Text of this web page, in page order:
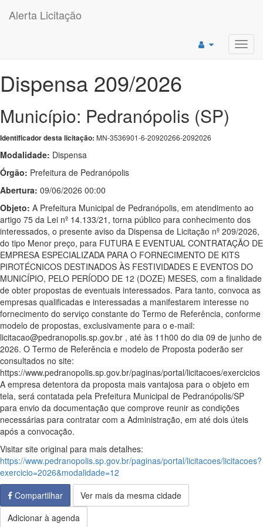
Alerta Licitação
Dispensa 209/2026
Município: Pedranópolis (SP)
Identificador desta licitação: MN-3536901-6-20920266-2092026
Modalidade: Dispensa
Órgão: Prefeitura de Pedranópolis
Abertura: 09/06/2026 00:00
Objeto: A Prefeitura Municipal de Pedranópolis, em atendimento ao
artigo 75 da Lei nº 14.133/21, torna público para conhecimento dos
interessados, o presente aviso da Dispensa de Licitação nº 209/2026,
do tipo Menor preço, para FUTURA E EVENTUAL CONTRATAÇÃO DE
EMPRESA ESPECIALIZADA PARA O FORNECIMENTO DE KITS
PIROTÉCNICOS DESTINADOS ÀS FESTIVIDADES E EVENTOS DO
MUNICÍPIO, PELO PERÍODO DE 12 (DOZE) MESES, com a finalidade
de obter propostas de eventuais interessados. Para tanto, convoca as
empresas qualificadas e interessadas a manifestarem interesse no
fornecimento do serviço constante do Termo de Referência, conforme
modelo de propostas, exclusivamente para o e-mail:
licitacao@pedranopolis.sp.gov.br , até às 11h00 do dia 09 de junho de
2026. O Termo de Referência e modelo de Proposta poderão ser
consultados no site:
https://www.pedranopolis.sp.gov.br/paginas/portal/licitacoes/exercicios
A empresa detentora da proposta mais vantajosa para o objeto em
tela, será contatada pela Prefeitura Municipal de Pedranópolis/SP
para envio da documentação que comprove reunir as condições
necessárias para contratar com a Administração, em até dois úteis
após a convocação.
Visitar site original para mais detalhes:
https://www.pedranopolis.sp.gov.br/paginas/portal/licitacoes/licitacoes?
exercicio=2026&modalidade=12
Compartilhar
Ver mais da mesma cidade
Adicionar à agenda